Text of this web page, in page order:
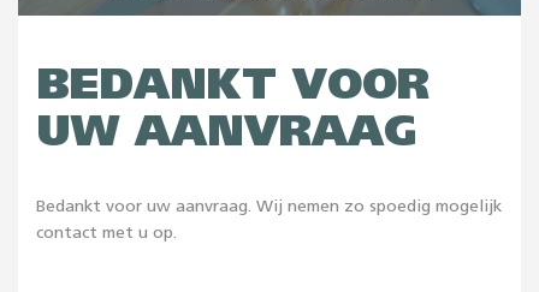
BEDANKT VOOR
UW AANVRAAG
Bedankt voor uw aanvraag. Wij nemen zo spoedig mogelijk
contact met u op.